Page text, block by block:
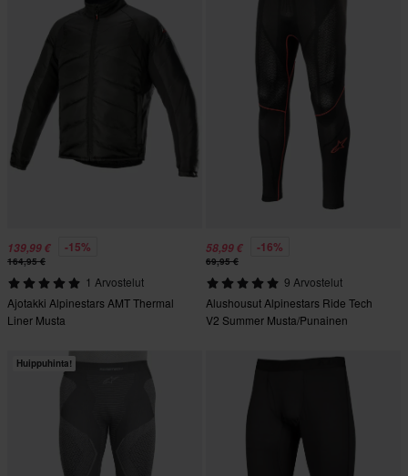
139,99 € -15%
164,95 €
1 Arvostelut
Ajotakki Alpinestars AMT Thermal
Liner Musta
58,99 € -16%
69,95 €
9 Arvostelut
Alushousut Alpinestars Ride Tech
V2 Summer Musta/Punainen
Huippuhinta!